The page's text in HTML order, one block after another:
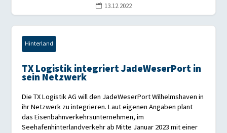
 13.12.2022
Hinterland
TX Logistik integriert JadeWeserPort in
sein Netzwerk
Die TX Logistik AG will den JadeWeserPort Wilhelmshaven in
ihr Netzwerk zu integrieren. Laut eigenen Angaben plant
das Eisenbahnverkehrsunternehmen, im
Seehafenhinterlandverkehr ab Mitte Januar 2023 mit einer